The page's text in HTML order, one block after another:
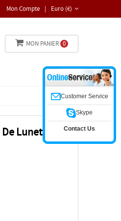
Euro (€)
Mon Compte |
MON PANIER 0
Lunette
Customer Service
Skype
Contact Us